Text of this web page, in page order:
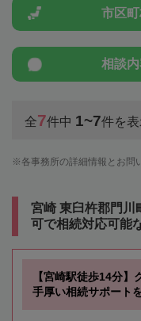
市区
相談
全7件中 1~7件を
各事務所の詳細情報とお問
宮崎 東臼杵郡門川
可で相続対応可能
【宮崎駅徒歩14分
手厚い相続サポート